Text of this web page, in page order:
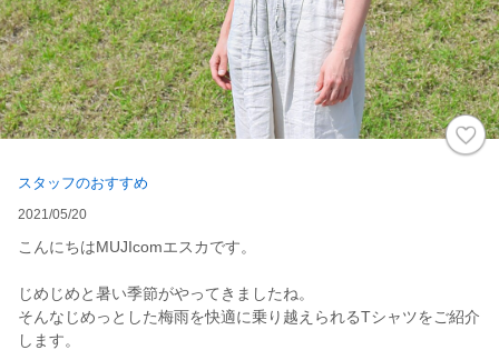
スタッフのおすすめ
2021/05/20
こんにちはMUJIcomエスカです。
じめじめと暑い季節がやってきましたね。
そんなじめっとした梅雨を快適に乗り越えられるTシャツをご紹介
します。